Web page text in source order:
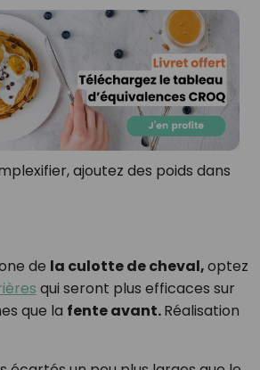
ajoutez des poids dans
de la culotte de cheval,optez
qui seront plus efficaces sur
que la fente avant.Réalisation